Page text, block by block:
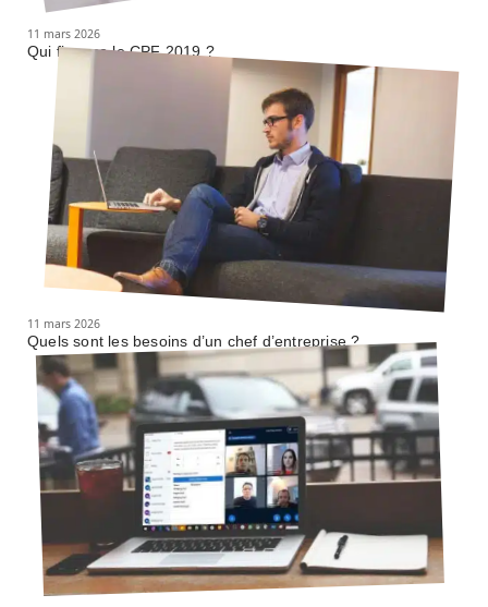
11 mars 2026
Qui finance le CPF 2019 ?
11 mars 2026
Quels sont les besoins d’un chef d’entreprise ?